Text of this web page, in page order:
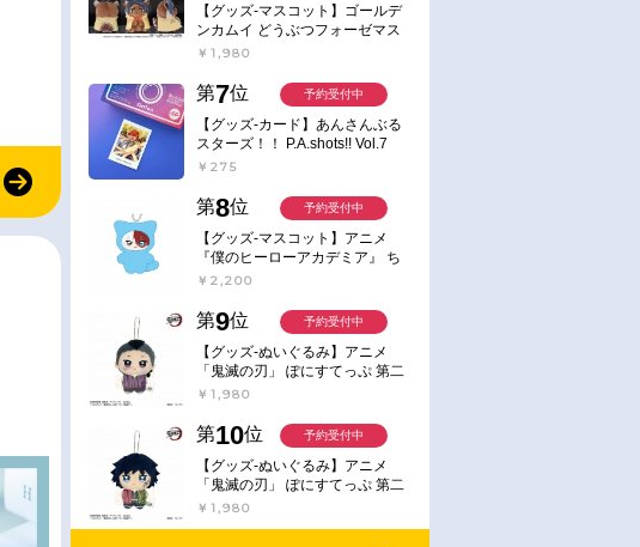
【グッズ-マスコット】ゴールデ
ンカムイ どうぶつフォーゼマス
コット 6.鯉登少尉【再販】
￥1,980
第7位
【グッズ-カード】あんさんぶる
スターズ！！ P.A.shots!! Vol.7
Action
￥275
予約受付中
第8位
【グッズ-マスコット】アニメ
『僕のヒーローアカデミア』 ち
みけもますこっと 7.轟凍焦
￥2,200
予約受付中
第9位
【グッズ-ぬいぐるみ】アニメ
「鬼滅の刃」 ぽにすてっぷ 第二
弾 不死川 玄弥
￥1,980
予約受付中
第10位
【グッズ-ぬいぐるみ】アニメ
「鬼滅の刃」 ぽにすてっぷ 第二
弾 冨岡 義勇
￥1,980
予約受付中